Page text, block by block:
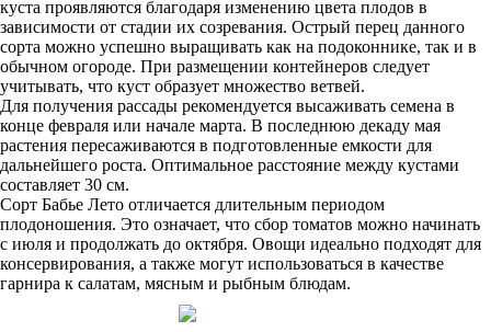
куста проявляются благодаря изменению цвета плодов в
зависимости от стадии их созревания. Острый перец данного
сорта можно успешно выращивать как на подоконнике, так и в
обычном огороде. При размещении контейнеров следует
учитывать, что куст образует множество ветвей.
Для получения рассады рекомендуется высаживать семена в
конце февраля или начале марта. В последнюю декаду мая
растения пересаживаются в подготовленные емкости для
дальнейшего роста. Оптимальное расстояние между кустами
составляет 30 см.
Сорт Бабье Лето отличается длительным периодом
плодоношения. Это означает, что сбор томатов можно начинать
с июля и продолжать до октября. Овощи идеально подходят для
консервирования, а также могут использоваться в качестве
гарнира к салатам, мясным и рыбным блюдам.